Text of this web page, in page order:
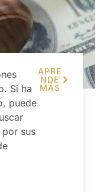
Si ha
puede
por sus
APRE
NDE
MÁS